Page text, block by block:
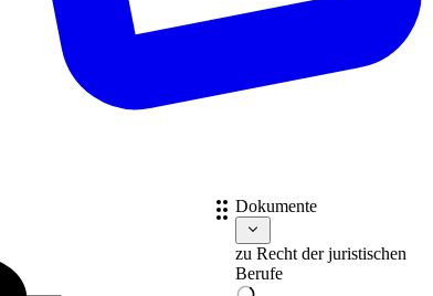
Dokumente
zu Recht der juristischen
Berufe